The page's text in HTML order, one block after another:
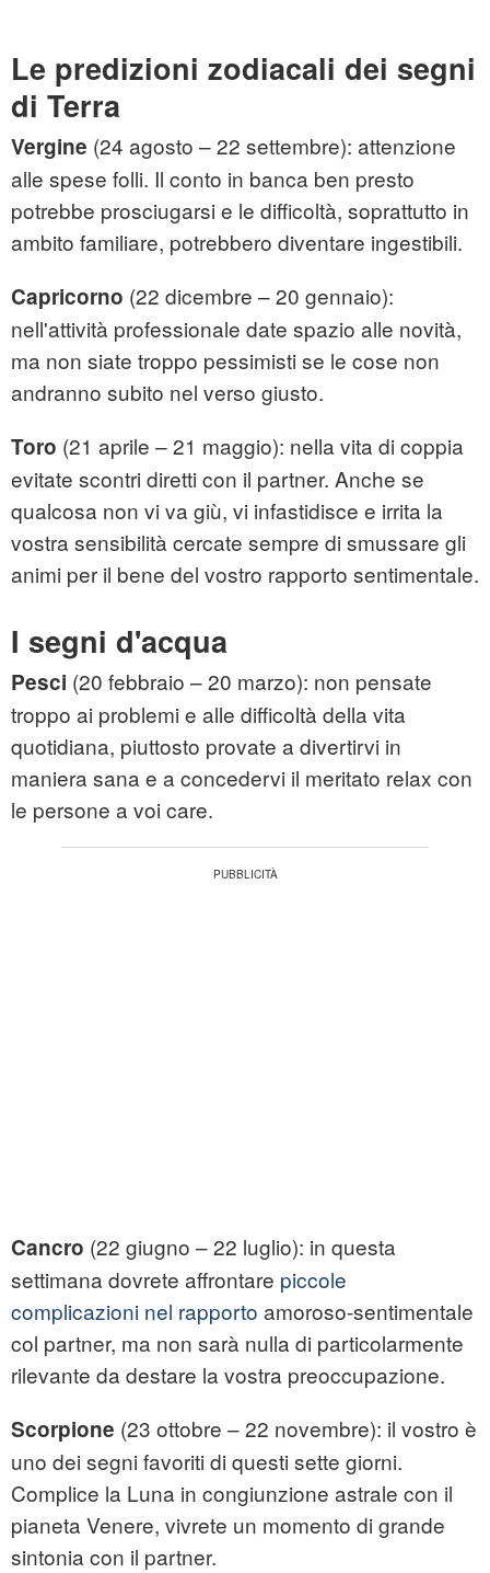
Le predizioni zodiacali dei segni
di Terra
Vergine (24 agosto – 22 settembre): attenzione
alle spese folli. Il conto in banca ben presto
potrebbe prosciugarsi e le difficoltà, soprattutto in
ambito familiare, potrebbero diventare ingestibili.
Capricorno (22 dicembre – 20 gennaio):
nell'attività professionale date spazio alle novità,
ma non siate troppo pessimisti se le cose non
andranno subito nel verso giusto.
Toro (21 aprile – 21 maggio): nella vita di coppia
evitate scontri diretti con il partner. Anche se
qualcosa non vi va giù, vi infastidisce e irrita la
vostra sensibilità cercate sempre di smussare gli
animi per il bene del vostro rapporto sentimentale.
I segni d'acqua
Pesci (20 febbraio – 20 marzo): non pensate
troppo ai problemi e alle difficoltà della vita
quotidiana, piuttosto provate a divertirvi in
maniera sana e a concedervi il meritato relax con
le persone a voi care.
Cancro (22 giugno – 22 luglio): in questa
settimana dovrete affrontare piccole
complicazioni nel rapporto amoroso-sentimentale
col partner, ma non sarà nulla di particolarmente
rilevante da destare la vostra preoccupazione.
Scorpione (23 ottobre – 22 novembre): il vostro è
uno dei segni favoriti di questi sette giorni.
Complice la Luna in congiunzione astrale con il
pianeta Venere, vivrete un momento di grande
sintonia con il partner.